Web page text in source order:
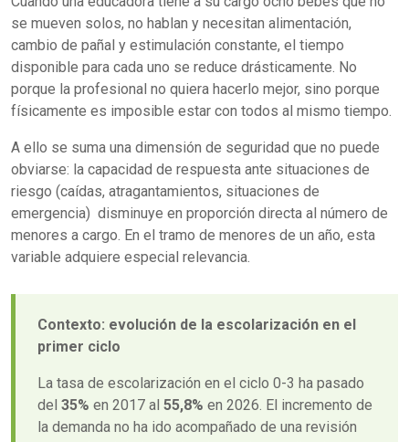
se mueven solos, no hablan y necesitan alimentación,
cambio de pañal y estimulación constante, el tiempo
disponible para cada uno se reduce drásticamente. No
porque la profesional no quiera hacerlo mejor, sino porque
físicamente es imposible estar con todos al mismo tiempo.
A ello se suma una dimensión de seguridad que no puede
obviarse: la capacidad de respuesta ante situaciones de
riesgo (caídas, atragantamientos, situaciones de
emergencia) disminuye en proporción directa al número de
menores a cargo. En el tramo de menores de un año, esta
variable adquiere especial relevancia.
Contexto: evolución de la escolarización en el
primer ciclo
La tasa de escolarización en el ciclo 0-3 ha pasado
del 35% en 2017 al 55,8% en 2026. El incremento de
la demanda no ha ido acompañado de una revisión